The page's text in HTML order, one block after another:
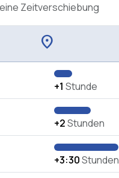
Zeitverschiebung
location_on
+1 Stunde
+2Stunden
+3:30Stunden